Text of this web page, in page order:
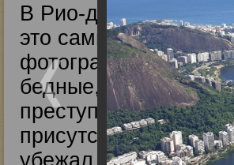
В Рио-де-Жанейро я
это самый красивый
фотографий разных
бедные, нищие люди
преступности в
присутствии
убежал. Никто даже